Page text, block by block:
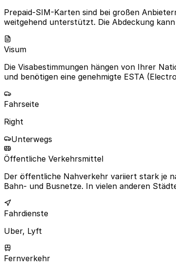
Prepaid-SIM-Karten sind bei großen
weitgehend unterstützt. Die Abdeckung
Visum
Die Visabestimmungen hängen von Ihrer
und benötigen eine genehmigte ESTA
Fahrseite
Right
Unterwegs
Öffentliche Verkehrsmittel
Der öffentliche Nahverkehr variiert stark je
Bahn- und Busnetze. In vielen anderen
Fahrdienste
Uber, Lyft
Fernverkehr